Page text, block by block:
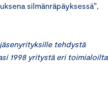
silmänräpäyksessä”,
tehdystä
1998 yritystä eri toimialoilta